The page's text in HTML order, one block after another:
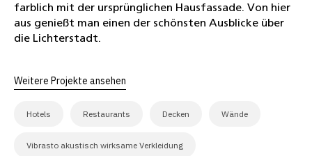
farblich mit der ursprünglichen Hausfassade. Von hier
aus genießt man einen der schönsten Ausblicke über
die Lichterstadt.
Weitere Projekte ansehen
Hotels Restaurants Decken Wände
Vibrasto akustisch wirksame Verkleidung